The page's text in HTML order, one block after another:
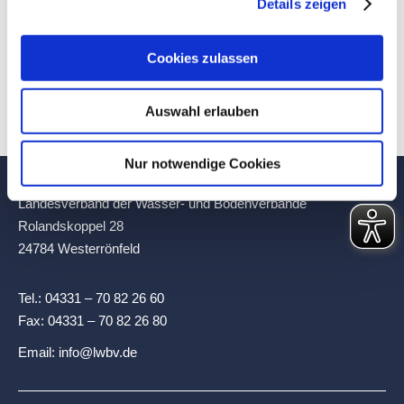
Details zeigen
Cookies zulassen
Auswahl erlauben
Nur notwendige Cookies
Beitrag:
Brüssel
Landesverband der Wasser- und Bodenverbände
Rolandskoppel 28
24784 Westerrönfeld
Tel.: 04331 – 70 82 26 60
Fax: 04331 – 70 82 26 80
Email: info@lwbv.de